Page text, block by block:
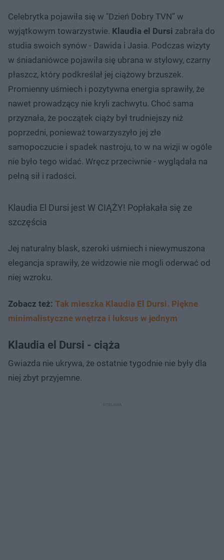
Celebrytka pojawiła się w "Dzień Dobry TVN” w
wyjątkowym towarzystwie. Klaudia el Dursi zabrała do
studia swoich synów - Dawida i Jasia. Podczas wizyty
w śniadaniówce pojawiła się ubrana w stylowy, czarny
płaszcz, który podkreślał jej ciążowy brzuszek.
Promienny uśmiech i pozytywna energia sprawiły, że
nawet prowadzący nie kryli zachwytu. Choć sama
przyznała, że początek ciąży był trudniejszy niż
poprzedni, ponieważ towarzyszyło jej złe
samopoczucie i spadek nastroju, to w na wizji w ogóle
nie było tego widać. Wręcz przeciwnie - wyglądała na
pełną sił i radości.
Klaudia El Dursi jest W CIĄŻY! Popłakała się ze
szczęścia
Jej naturalny blask, szeroki uśmiech i niewymuszona
elegancja sprawiły, że widzowie nie mogli oderwać od
niej wzroku.
Zobacz też: Tak mieszka Klaudia El Dursi. Piękne
minimalistyczne wnętrza i luksus w jednym
Klaudia el Dursi - ciąża
Gwiazda nie ukrywa, że ostatnie tygodnie nie były dla
niej zbyt przyjemne.